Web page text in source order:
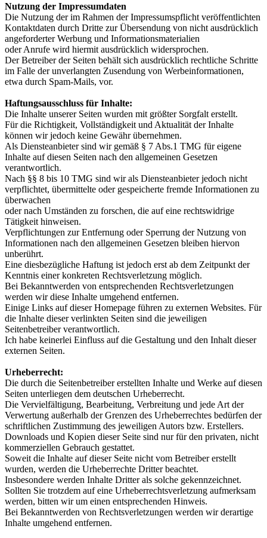
Nutzung der Impressumdaten
Die Nutzung der im Rahmen der Impressumspflicht veröffentlichten
Kontaktdaten durch Dritte zur Übersendung von nicht ausdrücklich
angeforderter Werbung und Informationsmaterialien
oder Anrufe wird hiermit ausdrücklich widersprochen.
Der Betreiber der Seiten behält sich ausdrücklich rechtliche Schritte
im Falle der unverlangten Zusendung von Werbeinformationen,
etwa durch Spam-Mails, vor.
Haftungsausschluss für Inhalte:
Die Inhalte unserer Seiten wurden mit größter Sorgfalt erstellt.
Für die Richtigkeit, Vollständigkeit und Aktualität der Inhalte
können wir jedoch keine Gewähr übernehmen.
Als Diensteanbieter sind wir gemäß § 7 Abs.1 TMG für eigene
Inhalte auf diesen Seiten nach den allgemeinen Gesetzen
verantwortlich.
Nach §§ 8 bis 10 TMG sind wir als Diensteanbieter jedoch nicht
verpflichtet, übermittelte oder gespeicherte fremde Informationen zu
überwachen
oder nach Umständen zu forschen, die auf eine rechtswidrige
Tätigkeit hinweisen.
Verpflichtungen zur Entfernung oder Sperrung der Nutzung von
Informationen nach den allgemeinen Gesetzen bleiben hiervon
unberührt.
Eine diesbezügliche Haftung ist jedoch erst ab dem Zeitpunkt der
Kenntnis einer konkreten Rechtsverletzung möglich.
Bei Bekanntwerden von entsprechenden Rechtsverletzungen
werden wir diese Inhalte umgehend entfernen.
Einige Links auf dieser Homepage führen zu externen Websites. Für
die Inhalte dieser verlinkten Seiten sind die jeweiligen
Seitenbetreiber verantwortlich.
Ich habe keinerlei Einfluss auf die Gestaltung und den Inhalt dieser
externen Seiten.
Urheberrecht:
Die durch die Seitenbetreiber erstellten Inhalte und Werke auf diesen
Seiten unterliegen dem deutschen Urheberrecht.
Die Vervielfältigung, Bearbeitung, Verbreitung und jede Art der
Verwertung außerhalb der Grenzen des Urheberrechtes bedürfen der
schriftlichen Zustimmung des jeweiligen Autors bzw. Erstellers.
Downloads und Kopien dieser Seite sind nur für den privaten, nicht
kommerziellen Gebrauch gestattet.
Soweit die Inhalte auf dieser Seite nicht vom Betreiber erstellt
wurden, werden die Urheberrechte Dritter beachtet.
Insbesondere werden Inhalte Dritter als solche gekennzeichnet.
Sollten Sie trotzdem auf eine Urheberrechtsverletzung aufmerksam
werden, bitten wir um einen entsprechenden Hinweis.
Bei Bekanntwerden von Rechtsverletzungen werden wir derartige
Inhalte umgehend entfernen.